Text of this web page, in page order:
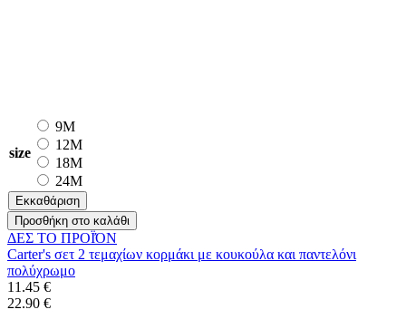
size
9M
12M
18M
24M
Εκκαθάριση
Προσθήκη στο καλάθι
ΔΕΣ ΤO ΠΡΟΪΌΝ
Carter's σετ 2 τεμαχίων κορμάκι με κουκούλα και παντελόνι
πολύχρωμο
11.45 €
22.90 €